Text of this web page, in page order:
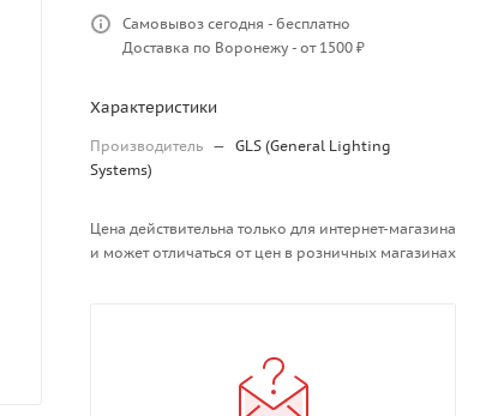
Самовывоз сегодня - бесплатно
Доставка по Воронежу - от 1500 ₽
Характеристики
Производитель — GLS (General Lighting
Systems)
Цена действительна только для интернет-магазина
и может отличаться от цен в розничных магазинах